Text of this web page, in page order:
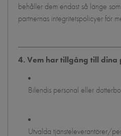
behåller dem endast så länge
partnernas integritetspolicyer för
4. Vem har tillgång till dina
Bilendis personal eller
Utvalda tjänsteleverantörer/